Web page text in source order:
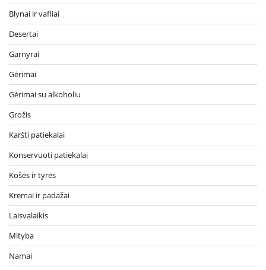
Blynai ir vafliai
Desertai
Garnyrai
Gėrimai
Gėrimai su alkoholiu
Grožis
Karšti patiekalai
Konservuoti patiekalai
Košės ir tyrės
Kremai ir padažai
Laisvalaikis
Mityba
Namai